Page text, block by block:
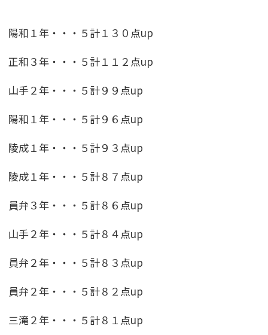
陽和１年・・・５計１３０点up
正和３年・・・５計１１２点up
山手２年・・・５計９９点up
陽和１年・・・５計９６点up
陵成１年・・・５計９３点up
陵成１年・・・５計８７点up
員弁３年・・・５計８６点up
山手２年・・・５計８４点up
員弁２年・・・５計８３点up
員弁２年・・・５計８２点up
三滝２年・・・５計８１点up